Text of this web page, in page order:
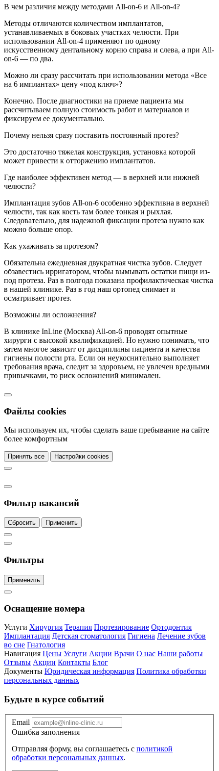
В чем различия между методами All-on-6 и All-on-4?
Методы отличаются количеством имплантатов,
устанавливаемых в боковых участках челюсти. При
использовании All-on-4 применяют по одному
искусственному дентальному корню справа и слева, а при All-
on-6 — по два.
Можно ли сразу рассчитать при использовании метода «Все
на 6 имплантах» цену «под ключ»?
Конечно. После диагностики на приеме пациента мы
рассчитываем полную стоимость работ и материалов и
фиксируем ее документально.
Почему нельзя сразу поставить постоянный протез?
Это достаточно тяжелая конструкция, установка которой
может привести к отторжению имплантатов.
Где наиболее эффективен метод — в верхней или нижней
челюсти?
Имплантация зубов All-on-6 особенно эффективна в верхней
челюсти, так как кость там более тонкая и рыхлая.
Следовательно, для надежной фиксации протеза нужно как
можно больше опор.
Как ухаживать за протезом?
Обязательна ежедневная двукратная чистка зубов. Следует
обзавестись ирригатором, чтобы вымывать остатки пищи из-
под протеза. Раз в полгода показана профилактическая чистка
в нашей клинике. Раз в год наш ортопед снимает и
осматривает протез.
Возможны ли осложнения?
В клинике InLine (Москва) All-on-6 проводят опытные
хирурги с высокой квалификацией. Но нужно понимать, что
затем многое зависит от дисциплины пациента и качества
гигиены полости рта. Если он неукоснительно выполняет
требования врача, следит за здоровьем, не увлечен вредными
привычками, то риск осложнений минимален.
Файлы cookies
Мы используем их, чтобы сделать ваше пребывание на сайте
более комфортным
Принять все Настройки cookies
Фильтр вакансий
Сбросить Применить
Фильтры
Применить
Оснащение номера
Услуги Хирургия Терапия Протезирование Ортодонтия
Имплантация Детская стоматология Гигиена Лечение зубов
во сне Гнатология
Навигация Цены Услуги Акции Врачи О нас Наши работы
Отзывы Акции Контакты Блог
Документы Юридическая информация Политика обработки
персональных данных
Будьте в курсе событий
Email
Ошибка заполнения
Отправляя форму, вы соглашаетесь с политикой
обработки персональных данных.